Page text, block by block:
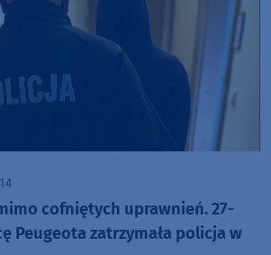
cofniętych uprawnień. 27-
Peugeota zatrzymała policja w